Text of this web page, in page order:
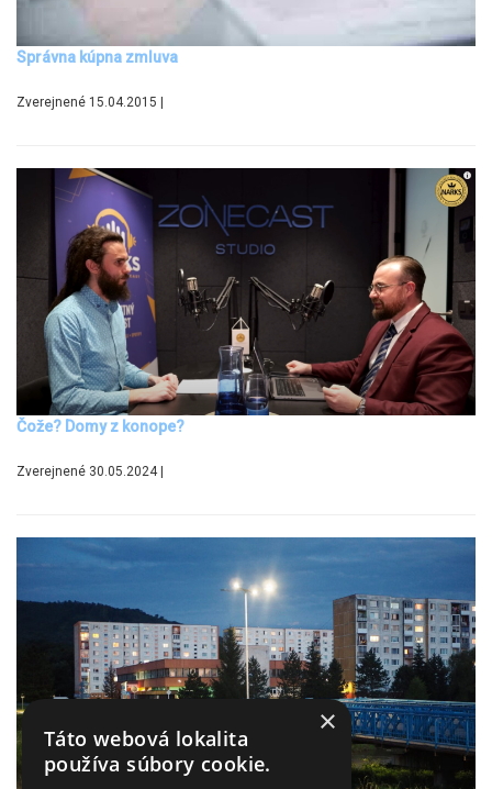
Správna kúpna zmluva
Zverejnené 15.04.2015 |
Čože? Domy z konope?
Zverejnené 30.05.2024 |
×
Táto webová lokalita
používa súbory cookie.